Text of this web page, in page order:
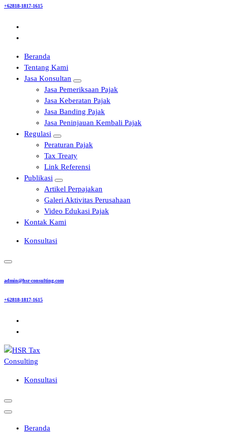
+62818-1817-1615
Beranda
Tentang Kami
Jasa Konsultan
Jasa Pemeriksaan Pajak
Jasa Keberatan Pajak
Jasa Banding Pajak
Jasa Peninjauan Kembali Pajak
Regulasi
Peraturan Pajak
Tax Treaty
Link Referensi
Publikasi
Artikel Perpajakan
Galeri Aktivitas Perusahaan
Video Edukasi Pajak
Kontak Kami
Konsultasi
admin@hsr-consulting.com
+62818-1817-1615
Konsultasi
Beranda